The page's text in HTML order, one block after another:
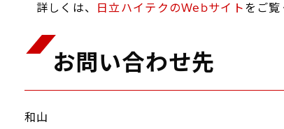
詳しくは、 日立ハイテクのWebサイト をご覧
お問い合わせ先
和山